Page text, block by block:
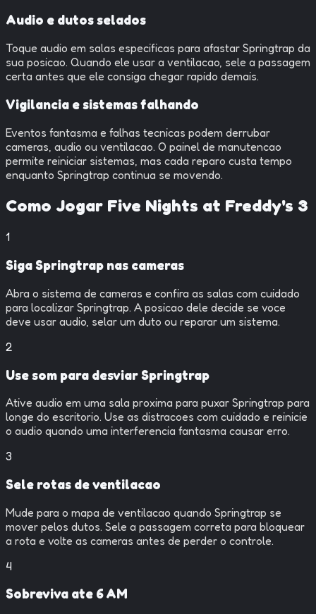
Audio e dutos selados
Toque audio em salas especificas para afastar Springtrap da
sua posicao. Quando ele usar a ventilacao, sele a passagem
certa antes que ele consiga chegar rapido demais.
Vigilancia e sistemas falhando
Eventos fantasma e falhas tecnicas podem derrubar
cameras, audio ou ventilacao. O painel de manutencao
permite reiniciar sistemas, mas cada reparo custa tempo
enquanto Springtrap continua se movendo.
Como Jogar Five Nights at Freddy's 3
1
Siga Springtrap nas cameras
Abra o sistema de cameras e confira as salas com cuidado
para localizar Springtrap. A posicao dele decide se voce
deve usar audio, selar um duto ou reparar um sistema.
2
Use som para desviar Springtrap
Ative audio em uma sala proxima para puxar Springtrap para
longe do escritorio. Use as distracoes com cuidado e reinicie
o audio quando uma interferencia fantasma causar erro.
3
Sele rotas de ventilacao
Mude para o mapa de ventilacao quando Springtrap se
mover pelos dutos. Sele a passagem correta para bloquear
a rota e volte as cameras antes de perder o controle.
4
Sobreviva ate 6 AM